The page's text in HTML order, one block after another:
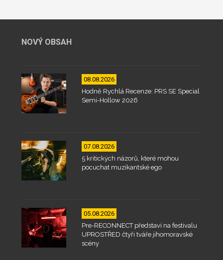
NOVÝ OBSAH
08.08.2026
Hodně Rychlá Recenze: PRS SE Special
Semi-Hollow 2026
07.08.2026
5 kritických názorů, které mohou
pocuchat muzikantské ego
05.08.2026
Pre-RECONNECT představí na festivalu
UPROSTŘED čtyři tváře jihomoravské
scény